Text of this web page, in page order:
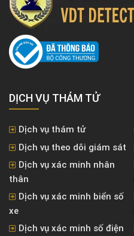
DỊCH VỤ THÁM TỬ
Dịch vụ thám tử
Dịch vụ theo dõi giám sát
Dịch vụ xác minh nhân
thân
Dịch vụ xác minh biển số
xe
Dịch vụ xác minh số điện